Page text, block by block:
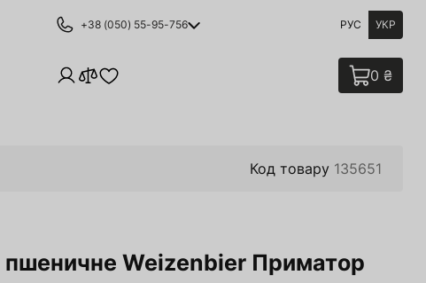
+38 (050) 55-95-756 РУС УКР
0 ₴
Код товару 135651
пшеничне Weizenbier Приматор